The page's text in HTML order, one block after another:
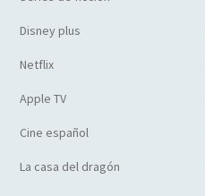
Disney plus
Netflix
Apple TV
Cine español
La casa del dragón